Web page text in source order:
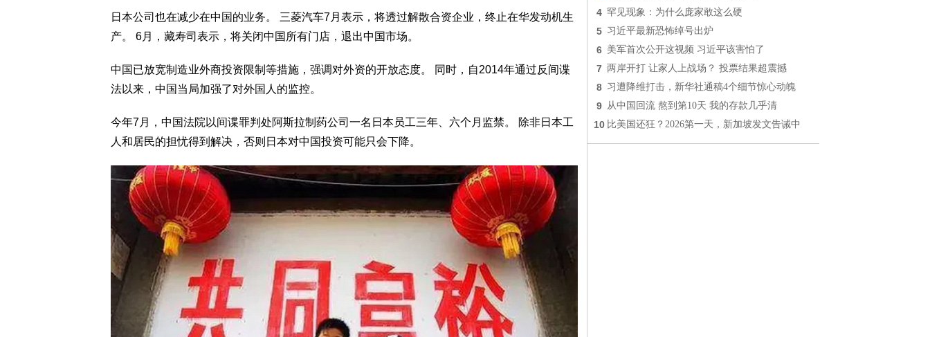
日本公司也在减少在中国的业务。 三菱汽车7月表示，将透过解散合资企业，终止在华发动机生
产。 6月，藏寿司表示，将关闭中国所有门店，退出中国市场。
中国已放宽制造业外商投资限制等措施，强调对外资的开放态度。 同时，自2014年通过反间谍
法以来，中国当局加强了对外国人的监控。
今年7月，中国法院以间谍罪判处阿斯拉制药公司一名日本员工三年、六个月监禁。 除非日本工
人和居民的担忧得到解决，否则日本对中国投资可能只会下降。
4 罕见现象：为什么庞家敢这么硬
5 习近平最新恐怖绰号出炉
6 美军首次公开这视频 习近平该害怕了
7 两岸开打 让家人上战场？ 投票结果超震撼
8 习遭降维打击，新华社通稿4个细节惊心动魄
9 从中国回流 熬到第10天 我的存款几乎清
10 比美国还狂？2026第一天，新加坡发文告诫中